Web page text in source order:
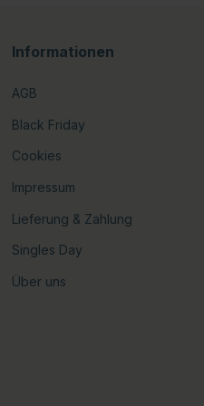
Informationen
AGB
Black Friday
Cookies
Impressum
Lieferung & Zahlung
Singles Day
Über uns